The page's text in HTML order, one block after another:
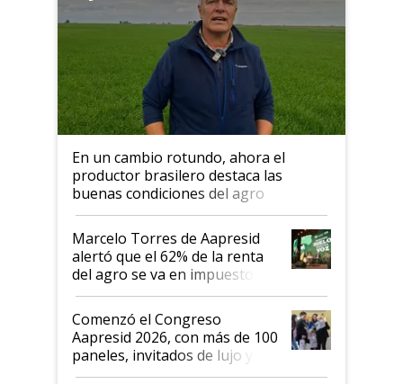
En un cambio rotundo, ahora el
productor brasilero destaca las
buenas condiciones del agro
argentino para invertir: "Los veo
más motivados"
Marcelo Torres de Aapresid
alertó que el 62% de la renta
del agro se va en impuestos:
"No es bueno que en
Argentina se sigan discutiendo
las mismas cosas de hace 50
años"
Comenzó el Congreso
Aapresid 2026, con más de 100
paneles, invitados de lujo y
todas las tendencias